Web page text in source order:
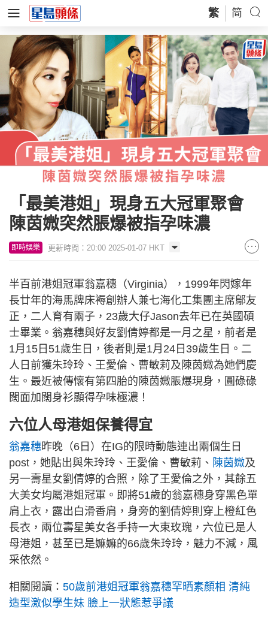
繁 简
「最美港姐」現身五大冠軍聚會
陳茵媺突然脹爆被指孕味濃
即時娛樂 更新時間：20:00 2025-01-07 HKT
半百前港姐冠軍翁嘉穗（Virginia），1999年閃嫁年
長廿年的海馬牌床褥創辦人兼七海化工集團主席鄔友
正，二人育有兩子，23歲大仔Jason去年已在英國碩
士畢業。翁嘉穗與好友劉倩婷都是一月之星，前者是
1月15日51歲生日，後者則是1月24日39歲生日。二
人日前獲朱玲玲、王愛倫、曹敏莉及陳茵媺為她們慶
生。最近被傳懷有第四胎的陳茵媺脹爆現身，圓碌碌
闊面加闊身衫顯得孕味極濃！
六位人母港姐保養得宜
翁嘉穗昨晚（6日）在IG的限時動態連出兩個生日
post，她貼出與朱玲玲、王愛倫、曹敏莉、 陳茵媺及
另一壽星女劉倩婷的合照，除了王愛倫之外，其餘五
大美女均屬港姐冠軍。即將51歲的翁嘉穗身穿黑色單
肩上衣，露出白滑香肩，身旁的劉倩婷則穿上橙紅色
長衣，兩位壽星美女各手持一大束玫瑰，六位已是人
母港姐，甚至已是嫲嫲的66歲朱玲玲，魅力不減，風
采依然。
相關閱讀： 50歲前港姐冠軍翁嘉穗罕晒素顏相 清純
造型激似學生妹 臉上一狀態惹爭議